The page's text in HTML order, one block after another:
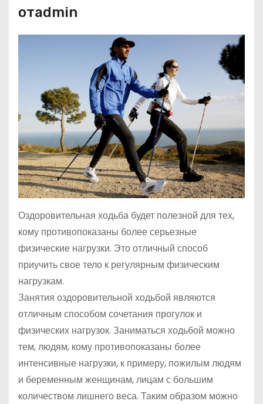
отadmin
Оздоровительная ходьба будет полезной для тех,
кому противопоказаны более серьезные
физические нагрузки. Это отличный способ
приучить свое тело к регулярным физическим
нагрузкам.
Занятия оздоровительной ходьбой являются
отличным способом сочетания прогулок и
физических нагрузок. Заниматься ходьбой можно
тем, людям, кому противопоказаны более
интенсивные нагрузки, к примеру, пожилым людям
и беременным женщинам, лицам с большим
количеством лишнего веса. Таким образом можно